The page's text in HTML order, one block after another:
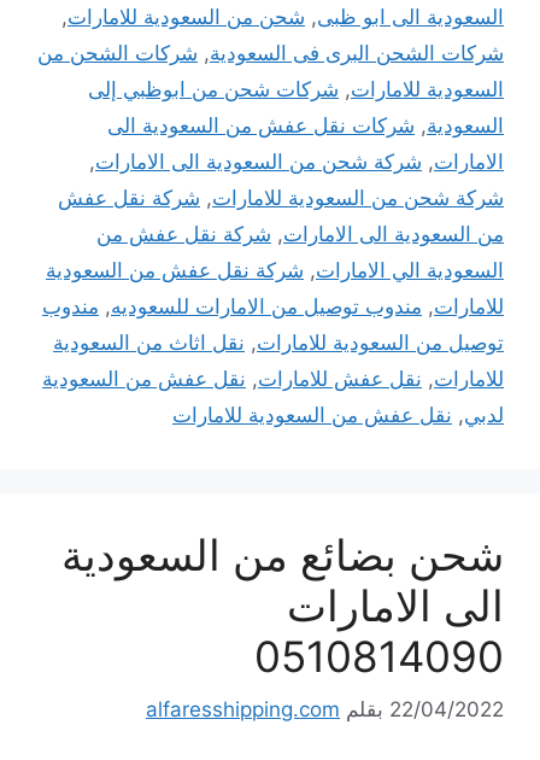
السعودية الى ابو ظبى, شحن من السعودية للامارات,
شركات الشحن البرى فى السعودية, شركات الشحن من
السعودية للامارات, شركات شحن من ابوظبي إلى
السعودية, شركات نقل عفش من السعودية الى
الامارات, شركة شحن من السعودية الى الامارات,
شركة شحن من السعودية للامارات, شركة نقل عفش
من السعودية الى الامارات, شركة نقل عفش من
السعودية الي الامارات, شركة نقل عفش من السعودية
للامارات, مندوب توصيل من الامارات للسعوديه, مندوب
توصيل من السعودية للامارات, نقل اثاث من السعودية
للامارات, نقل عفش للامارات, نقل عفش من السعودية
لدبي, نقل عفش من السعودية للامارات
شحن بضائع من السعودية
الى الامارات
0510814090
22/04/2022 بقلم alfaresshipping.com